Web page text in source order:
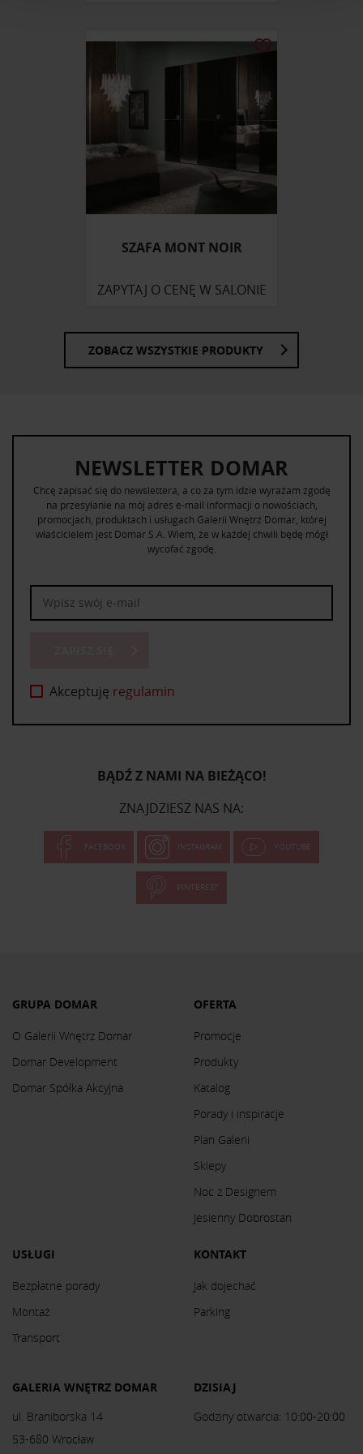
korzystasz z naszej witryny, udostępniamy partnerom
społecznościowym, reklamowym i analitycznym.
Partnerzy mogą połączyć te informacje z innymi danymi
otrzymanymi od Ciebie lub uzyskanymi podczas
SZAFA MONT NOIR
ZAPYTAJ O CENĘ W SALONIE
ZOBACZ WSZYSTKIE PRODUKTY
NEWSLETTER DOMAR
Chcę zapisać się do newslettera, a co za tym idzie wyrażam zgodę
na przesyłanie na mój adres e-mail informacji o nowościach,
promocjach, produktach i usługach Galerii Wnętrz Domar, której
właścicielem jest Domar S.A. Wiem, że w każdej chwili będę mógł
wycofać zgodę.
Akceptuję regulamin
BĄDŹ Z NAMI NA BIEŻĄCO!
ZNAJDZIESZ NAS NA:
FACEBOOK INSTAGRAM YOUTUBE
PINTEREST
GRUPA DOMAR
O Galerii Wnętrz Domar
Domar Development
Domar Spółka Akcyjna
OFERTA
Promocje
Produkty
Katalog
Porady i inspiracje
Plan Galerii
Sklepy
Noc z Designem
Jesienny Dobrostan
USŁUGI
Bezpłatne porady
Montaż
Transport
KONTAKT
Jak dojechać
Parking
GALERIA WNĘTRZ DOMAR
ul. Braniborska 14
53-680 Wrocław
DZISIAJ
Godziny otwarcia: 10:00-20:00